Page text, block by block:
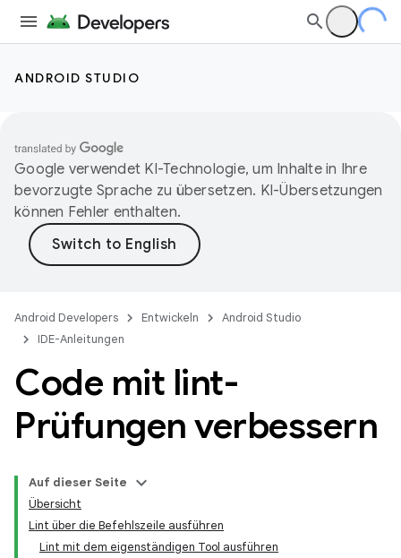
ANDROID STUDIO
Google verwendet KI-Technologie, um Inhalte in Ihre
bevorzugte Sprache zu übersetzen. KI-Übersetzungen
können Fehler enthalten.
Android Developers Entwickeln
Android Studio
IDE-Anleitungen
Code mit lint-
Prüfungen verbessern
Auf dieser Seite
Übersicht
Lint über die Befehlszeile ausführen
Lint mit dem eigenständigen Tool ausführen